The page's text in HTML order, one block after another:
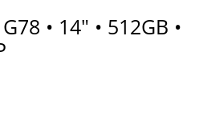
• 14" • 512GB •